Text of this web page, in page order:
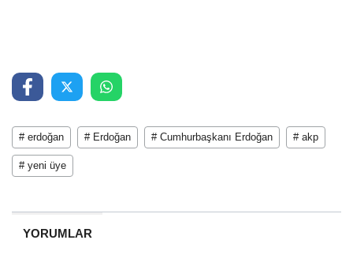
# erdoğan # Erdoğan # Cumhurbaşkanı Erdoğan # akp
# yeni üye
YORUMLAR